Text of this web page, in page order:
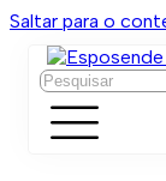
Saltar para o
Pesquisar